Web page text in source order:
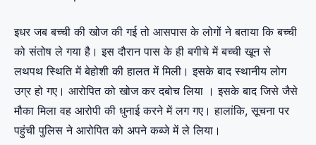
इधर जब बच्ची की खोज की गई तो आसपास के लोगों ने बताया कि बच्ची
को संतोष ले गया है। इस दौरान पास के ही बगीचे में बच्ची खून से
लथपथ स्थिति में बेहोशी की हालत में मिली। इसके बाद स्थानीय लोग
उग्र हो गए। आरोपित को खोज कर दबोच लिया । इसके बाद जिसे जैसे
मौका मिला वह आरोपी की धुनाई करने में लग गए। हालांकि, सूचना पर
पहुंची पुलिस ने आरोपित को अपने कब्जे में ले लिया।